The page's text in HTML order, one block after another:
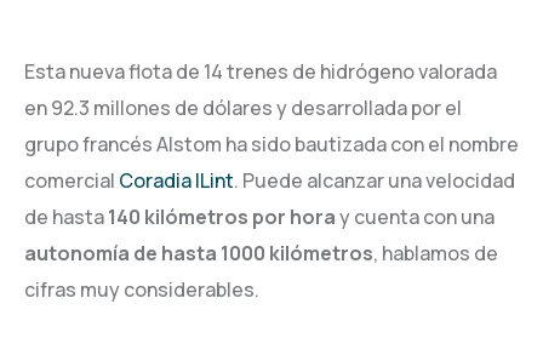
Esta nueva flota de 14 trenes de hidrógeno valorada
en 92.3 millones de dólares y desarrollada por el
grupo francés Alstom ha sido bautizada con el nombre
comercial Coradia ILint. Puede alcanzar una velocidad
de hasta140 kilómetros por horay cuenta con una
autonomía de hasta 1000 kilómetros, hablamos de
cifras muy considerables.